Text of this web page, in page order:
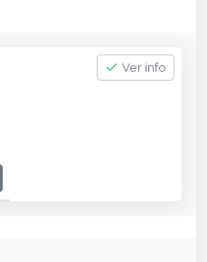
Ver info